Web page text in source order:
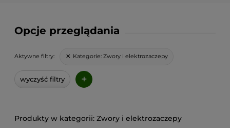
Opcje przeglądania
Aktywne filtry: Kategorie: Zwory i elektrozaczepy
wyczyść filtry +
Zwory i elektrozaczepy